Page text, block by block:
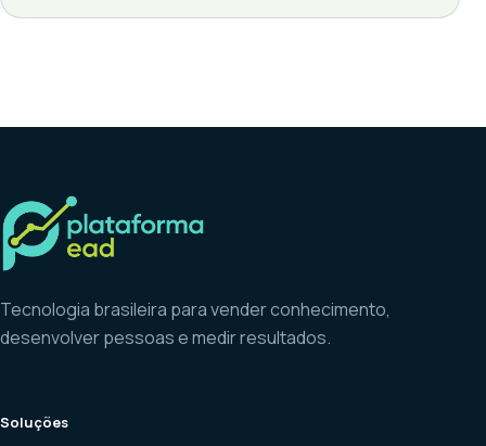
tem uma responsabilidade importante: manter o time alinhado e
Tecnologia brasileira para vender conhecimento,
desenvolver pessoas e medir resultados.
Soluções